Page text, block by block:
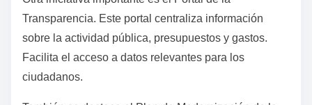
Transparencia. Este portal centraliza información
sobre la actividad pública, presupuestos y gastos.
Facilita el acceso a datos relevantes para los
ciudadanos.